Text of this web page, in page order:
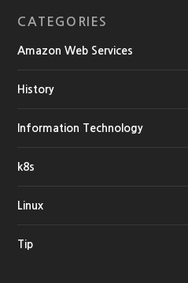
CATEGORIES
Amazon Web Services
History
Information Technology
k8s
Linux
Tip